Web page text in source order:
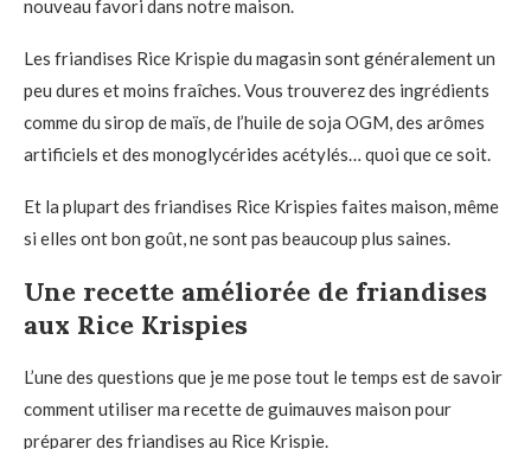
nouveau favori dans notre maison.
Les friandises Rice Krispie du magasin sont généralement un
peu dures et moins fraîches. Vous trouverez des ingrédients
comme du sirop de maïs, de l’huile de soja OGM, des arômes
artificiels et des monoglycérides acétylés… quoi que ce soit.
Et la plupart des friandises Rice Krispies faites maison, même
si elles ont bon goût, ne sont pas beaucoup plus saines.
Une recette améliorée de friandises
aux Rice Krispies
L’une des questions que je me pose tout le temps est de savoir
comment utiliser ma recette de guimauves maison pour
préparer des friandises au Rice Krispie.